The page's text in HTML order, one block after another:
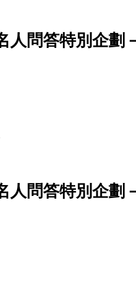
人問答特別企劃
人問答特別企劃